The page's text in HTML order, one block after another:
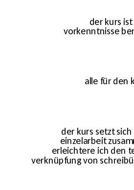
der kurs
vorkenntnisse
alle für den
der kurs setzt
einzelarbeit
erleichtere ich den
verknüpfung von